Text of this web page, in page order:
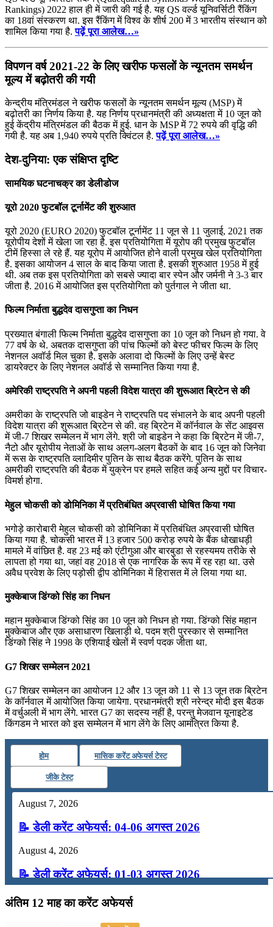
Rankings) 2022 हाल ही में जारी की गई है. यह QS वर्ल्ड यूनिवर्सिटी रैंकिंग
का 18वां संस्‍करण था. इस रैंकिंग में विश्व के शीर्ष 200 में 3 भारतीय संस्थान को
शामिल किया गया है.पढ़ें पूरा आलेख…»
विपणन वर्ष 2021-22 के लिए खरीफ फसलों के न्‍यूनतम समर्थन
मूल्‍य में बढ़ोतरी की गयी
केन्द्रीय मंत्रिमंडल ने खरीफ फसलों के न्यूनतम समर्थन मूल्य (MSP) में
बढ़ोतरी का निर्णय किया है. यह निर्णय प्रधानमंत्री की अध्यक्षता में 10 जून को
हुई केंद्रीय मंत्रिमंडल की बैठक में हुई. धान के MSP में 72 रुपये की वृद्धि की
गयी है. यह अब 1,940 रुपये प्रति क्विंटल है.पढ़ें पूरा आलेख…»
देश-दुनिया: एक संक्षिप्त दृष्टि
सामयिक घटनाचक्र का डेलीडोज
यूरो 2020 फुटबॉल टूर्नामेंट की शुरुआत
यूरो 2020 (EURO 2020) फुटबॉल टूर्नामेंट 11 जून से 11 जुलाई, 2021 तक
यूरोपीय देशों में खेला जा रहा है. इस प्रतियोगिता में यूरोप की प्रमुख फुटबॉल
टीमें हिस्सा ले रहे हैं. यह यूरोप में आयोजित होने वाली प्रमुख खेल प्रतियोगिता
है. इसका आयोजन 4 साल के बाद किया जाता है. इसकी शुरुआत 1958 में हुई
थी. अब तक इस प्रतियोगिता को सबसे ज्यादा बार स्पेन और जर्मनी ने 3-3 बार
जीता है. 2016 में आयोजित इस प्रतियोगिता को पुर्तगाल ने जीता था.
फिल्म निर्माता बुद्धदेव दासगुप्ता का निधन
प्रख्यात बंगाली फिल्म निर्माता बुद्धदेव दासगुप्ता का 10 जून को निधन हो गया. वे
77 वर्ष के थे. अबतक दासगुप्ता की पांच फिल्मों को बेस्ट फीचर फिल्म के लिए
नेशनल अवॉर्ड मिल चुका है. इसके अलावा दो फिल्मों के लिए उन्हें बेस्ट
डायरेक्टर के लिए नेशनल अवॉर्ड से सम्मानित किया गया है.
अमेरिकी राष्ट्रपति ने अपनी पहली विदेश यात्रा की शुरूआत ब्रिटेन से की
अमरीका के राष्ट्रपति जो बाइडेन ने राष्ट्रपति पद संभालने के बाद अपनी पहली
विदेश यात्रा की शुरूआत ब्रिटेन से की. वह ब्रिटेन में कॉर्नवाल के सेंट आइवस
में जी-7 शिखर सम्मेलन में भाग लेंगे. श्री जो बाइडेन ने कहा कि ब्रिटेन में जी-7,
नैटो और यूरोपीय नेताओं के साथ अलग-अलग बैठकों के बाद 16 जून को जिनेवा
में रूस के राष्ट्रपति व्लादिमीर पुतिन के साथ बैठक करेंगे. पुतिन के साथ
अमरीकी राष्ट्रपति की बैठक में युक्रेन पर हमले सहित कई अन्य मुद्दों पर विचार-
विमर्श होगा.
मेहुल चोकसी को डोमिनिका में प्रतिबंधित अप्रवासी घोषित किया गया
भगोड़े कारोबारी मेहुल चोकसी को डोमिनिका में प्रतिबंधित अप्रवासी घोषित
किया गया है. चोकसी भारत में 13 हजार 500 करोड़ रुपये के बैंक धोखाधड़ी
मामले में वांछित है. वह 23 मई को एंटीगुआ और बारबुडा से रहस्यमय तरीके से
लापता हो गया था, जहां वह 2018 से एक नागरिक के रूप में रह रहा था. उसे
अवैध प्रवेश के लिए पड़ोसी द्वीप डोमिनिका में हिरासत में ले लिया गया था.
मुक्केबाज डिंग्को सिंह का निधन
महान मुक्केबाज डिंग्को सिंह का 10 जून को निधन हो गया. डिंग्को सिंह महान
मुक्केबाज और एक असाधारण खिलाड़ी थे. पदम श्री पुरस्कार से सम्मानित
डिंग्को सिंह ने 1998 के एशियाई खेलों में स्वर्ण पदक जीता था.
G7 शिखर सम्मेलन 2021
G7 शिखर सम्मेलन का आयोजन 12 और 13 जून को 11 से 13 जून तक ब्रिटेन
के कॉर्नवाल में आयोजित किया जायेगा. प्रधानमंत्री श्री नरेन्द्र मोदी इस बैठक
में वर्चुअली में भाग लेंगे. भारत G7 का सदस्य नहीं है, परन्तु मेजवान यूनाइटेड
किंगडम ने भारत को इस सम्मेलन में भाग लेंगे के लिए आमंत्रित किया है.
होम मासिक करेंट अफेयर्स टेस्ट
जीके टेस्ट
August 7, 2026
📝 डेली करेंट अफेयर्स: 04-06 अगस्त 2026
August 4, 2026
📝 डेली करेंट अफेयर्स: 01-03 अगस्त 2026
July 31, 2026
📝 डेली करेंट अफेयर्स: 28-31 जुलाई 2026
अंतिम 12 माह का करेंट अफेयर्स